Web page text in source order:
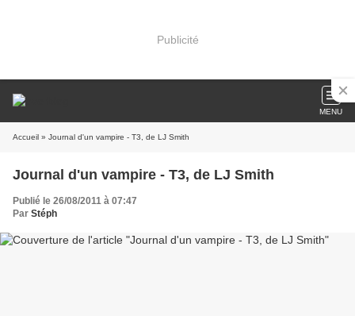
Publicité
MENU
Accueil » Journal d'un vampire - T3, de LJ Smith
Journal d'un vampire - T3, de LJ Smith
Publié le 26/08/2011 à 07:47
Par Stéph